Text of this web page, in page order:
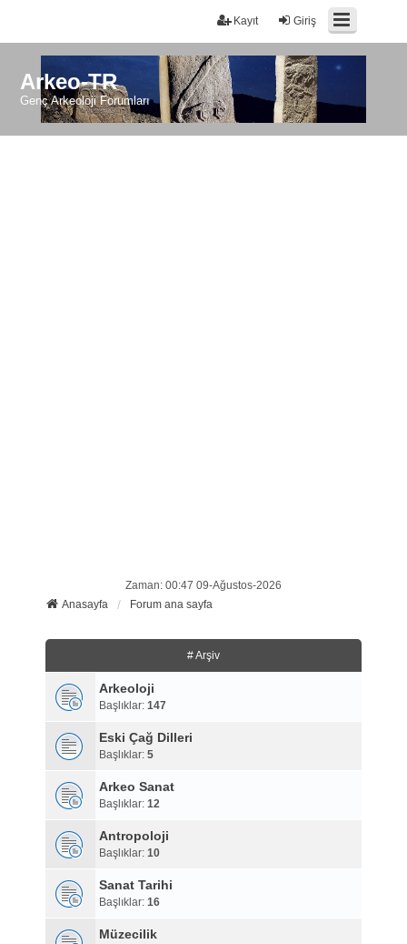
Giriş
Kayıt
Arkeo-TR
Genç Arkeoloji Forumları
Zaman: 00:47 09-Ağustos-2026
Anasayfa
Forum ana sayfa
# Arşiv
Arkeoloji
Başlıklar: 147
Eski Çağ Dilleri
Başlıklar: 5
Arkeo Sanat
Başlıklar: 12
Antropoloji
Başlıklar: 10
Sanat Tarihi
Başlıklar: 16
Müzecilik